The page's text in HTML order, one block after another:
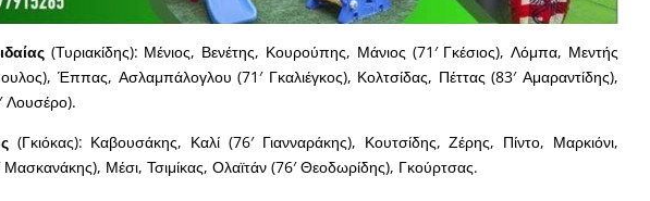
(Τυριακίδης): Μένιος, Βενέτης, Κουρούπης, Μάνιος (71′ Γκέσιος), Λόμπα, Μεντής
Έππας, Ασλαμπάλογλου (71′ Γκαλιέγκος), Κολτσίδας, Πέττας (83′ Αμαραντίδης),
Λουσέρο).
(Γκιόκας): Καβουσάκης, Καλί (76′ Γιανναράκης), Κουτσίδης, Ζέρης, Πίντο, Μαρκιόνι,
Μέσι, Τσιμίκας, Ολαϊτάν (76′ Θεοδωρίδης), Γκούρτσας.